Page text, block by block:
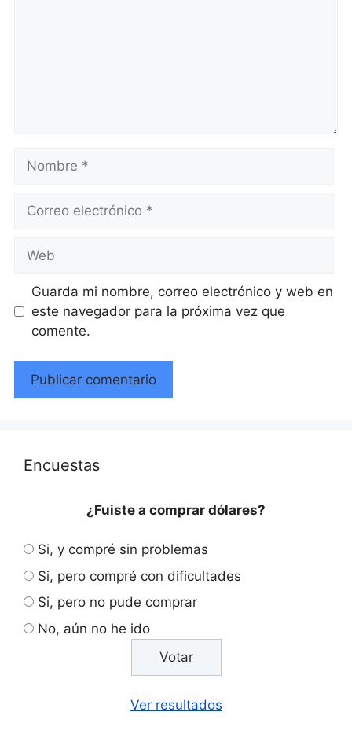
Nombre
Correo
Web
Guarda mi nombre, correo electrónico y web en
este navegador para la próxima vez que
comente.
Encuestas
¿Fuiste a comprar dólares?
Si, y compré sin problemas
Si, pero compré con dificultades
Si, pero no pude comprar
No, aún no he ido
Ver resultados